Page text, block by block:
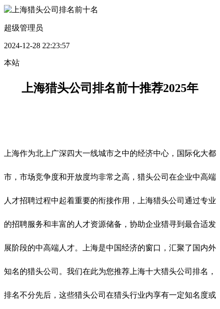
超级管理员
2024-12-28 22:23:57
本站
上海猎头公司排名前十推荐2025年
上海作为北上广深四大一线城市之中的经济中心，国际化大都
市，市场竞争度和开放度均非常之高，猎头公司在企业中高端
人才招聘过程中起着重要的衔接作用，上海猎头公司通过专业
的招聘服务和丰富的人才资源储备，协助企业猎寻到最合适发
展阶段的中高端人才。上海是中国经济的窗口，汇聚了国内外
知名的猎头公司。我们在此为您推荐上海十大猎头公司排名，
排名不分先后，这些猎头公司在猎头行业内享有一定知名度或